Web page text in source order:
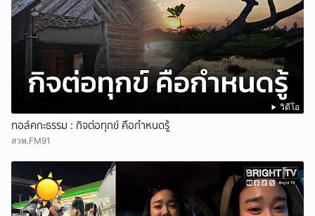
วิดีโอ
ทอล์คกะธรรม : กิจต่อทุกข์ คือกำหนดรู้
สวพ.FM91